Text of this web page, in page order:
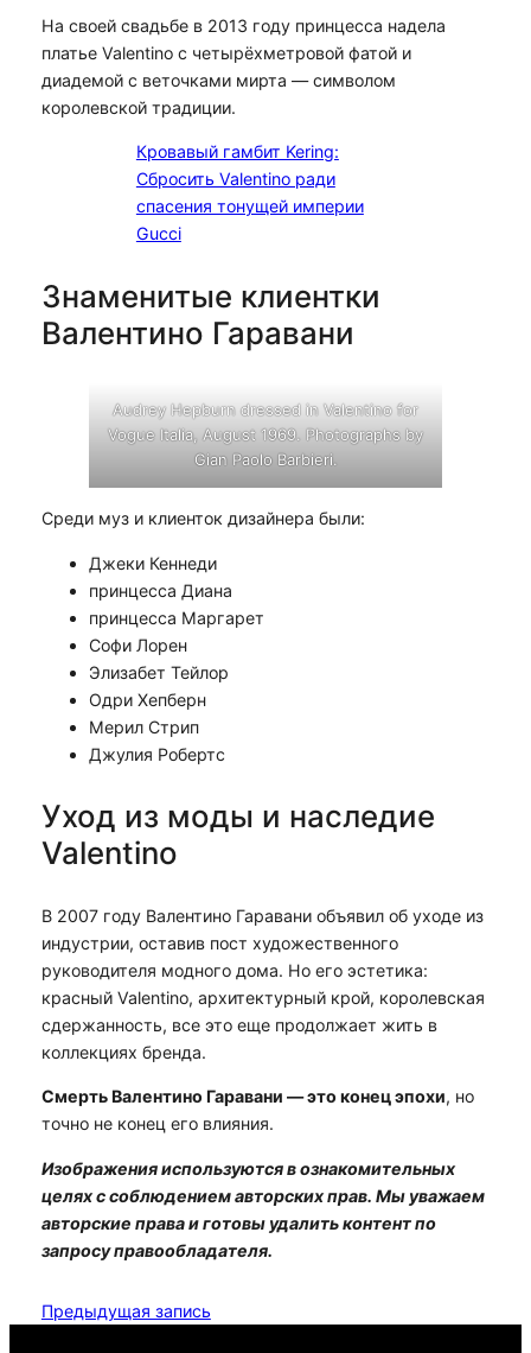
На своей свадьбе в 2013 году принцесса надела
платье Valentino с четырёхметровой фатой и
диадемой с веточками мирта — символом
королевской традиции.
Кровавый гамбит Kering:
Сбросить Valentino ради
спасения тонущей империи
Gucci
Знаменитые клиентки
Валентино Гаравани
Audrey Hepburn dressed in Valentino for
Vogue Italia, August 1969. Photographs by
Gian Paolo Barbieri.
Среди муз и клиенток дизайнера были:
Джеки Кеннеди
принцесса Диана
принцесса Маргарет
Софи Лорен
Элизабет Тейлор
Одри Хепберн
Мерил Стрип
Джулия Робертс
Уход из моды и наследие
Valentino
В 2007 году Валентино Гаравани объявил об уходе из
индустрии, оставив пост художественного
руководителя модного дома. Но его эстетика:
красный Valentino, архитектурный крой, королевская
сдержанность, все это еще продолжает жить в
коллекциях бренда.
Смерть Валентино Гаравани — это конец эпохи, но
точно не конец его влияния.
Изображения используются в ознакомительных
целях с соблюдением авторских прав. Мы уважаем
авторские права и готовы удалить контент по
запросу правообладателя.
Предыдущая запись